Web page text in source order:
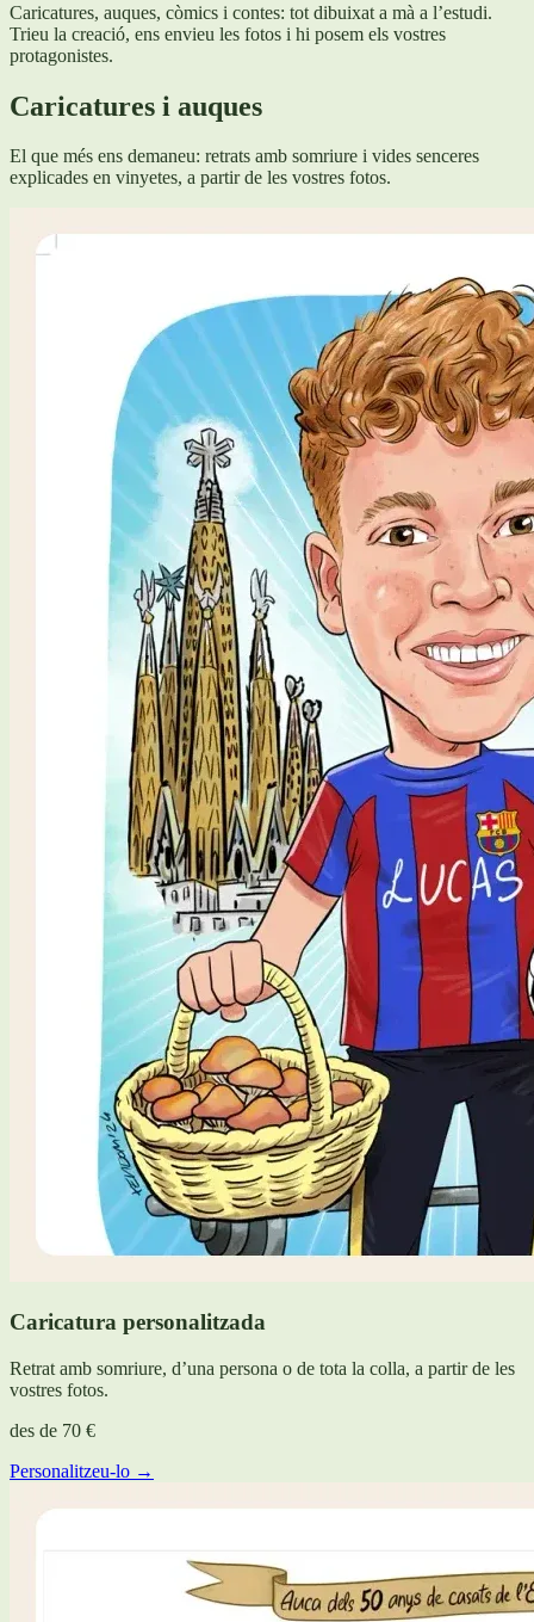
Caricatures, auques, còmics i contes: tot dibuixat a mà a l’estudi.
Trieu la creació, ens envieu les fotos i hi posem els vostres
protagonistes.
Caricatures i auques
El que més ens demaneu: retrats amb somriure i vides senceres
explicades en vinyetes, a partir de les vostres fotos.
Caricatura personalitzada
Retrat amb somriure, d’una persona o de tota la colla, a partir de les
vostres fotos.
des de 70 €
Personalitzeu-lo →